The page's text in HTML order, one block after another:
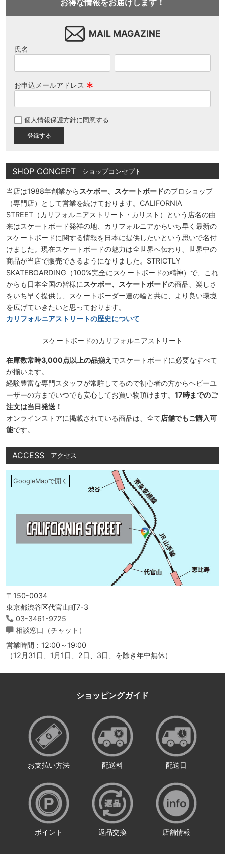
MAIL MAGAZINE
氏名
お申込メールアドレス
須
個人情報保護方針に同意する
SHOP CONCEPT ショップコンセプト
当店は1988年創業から スケボー、スケートボードのプロショップ
（専門店）として営業を続けております。CALIFORNIA
STREET（カリフォルニアストリート・カリスト）という店名の由
来はスケートボード発祥の地、カリフォルニアからいち早く最新の
スケートボードに関する情報を日本に提供したいという思いで名付
けました。現在スケートボードの魅力は全世界へ伝わり、世界中の
商品が当店で販売できるようになりました。STRICTLY
SKATEBOARDING（100%完全にスケートボードの精神）で、これ
からも日本全国の皆様に スケボー、スケートボードの商品、楽しさ
をいち早く提供し、スケートボーダー達の輪と共に、より良い環境
を広げていきたいと思っております。
カリフォルニアストリートの歴史について
スケートボードのカリフォルニアストリート
在庫数常時3,000点以上の品揃え でスケートボードに必要なすべて
が揃います。
経験豊富な専門スタッフが常駐してるので初心者の方からヘビーユ
ーザーの方までいつでも安心してお買い物頂けます。 17時までのご
注文は当日発送！
オンラインストアに掲載されている商品は、全て店舗でもご購入可
能です。
ACCESS アクセス
GoogleMapで開く
〒150-0034
東京都渋谷区代官山町7-3
03-3461-9725
相談窓口（チャット）
営業時間：12:00～19:00
（12月31日、1月1日、2日、3日、を除き年中無休）
ショッピングガイド
お支払い方法 配送料 配送日
ポイント 返品交換 店舗情報